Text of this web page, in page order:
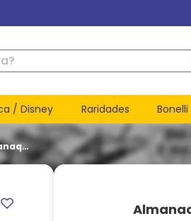
/ Disney Raridades Bonelli